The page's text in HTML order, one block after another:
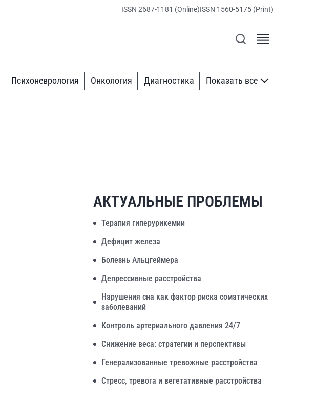
ISSN 2687-1181 (Online)ISSN 1560-5175 (Print)
Психоневрология Онкология Диагностика Показать все
АКТУАЛЬНЫЕ ПРОБЛЕМЫ
Терапия гиперурикемии
Дефицит железа
Болезнь Альцгеймера
Депрессивные расстройства
Нарушения сна как фактор риска соматических
заболеваний
Контроль артериального давления 24/7
Снижение веса: стратегии и перспективы
Генерализованные тревожные расстройства
Стресс, тревога и вегетативные расстройства